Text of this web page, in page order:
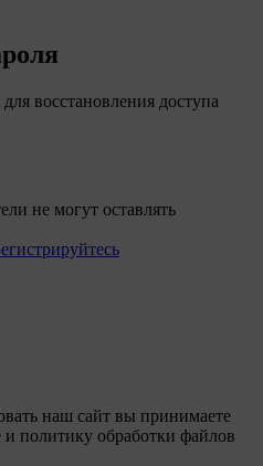
восстановления доступа
не могут оставлять
наш сайт вы принимаете
и политику обработки файлов